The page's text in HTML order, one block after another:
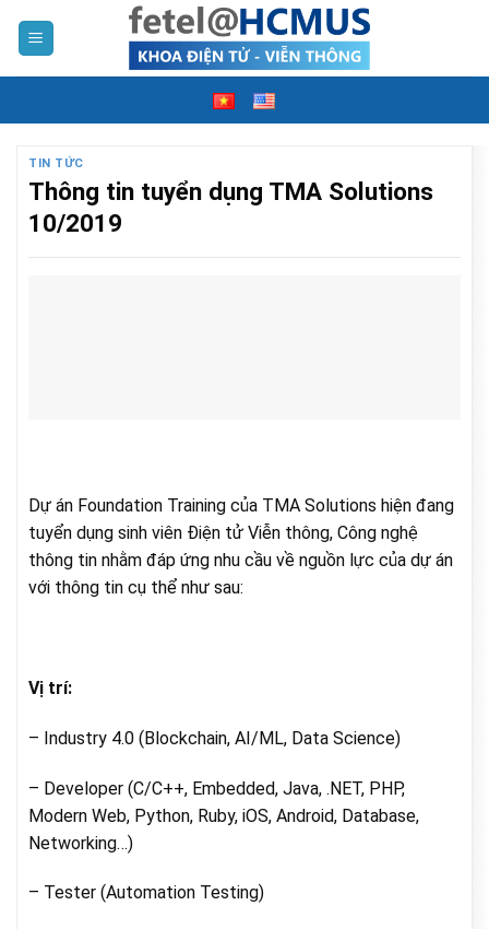
TIN TỨC
Thông tin tuyển dụng TMA Solutions
10/2019
Dự án Foundation Training của TMA Solutions hiện đang
tuyển dụng sinh viên Điện tử Viễn thông, Công nghệ
thông tin nhằm đáp ứng nhu cầu về nguồn lực của dự án
với thông tin cụ thể như sau:
Vị trí:
– Industry 4.0 (Blockchain, AI/ML, Data Science)
– Developer (C/C++, Embedded, Java, .NET, PHP,
Modern Web, Python, Ruby, iOS, Android, Database,
Networking…)
– Tester (Automation Testing)